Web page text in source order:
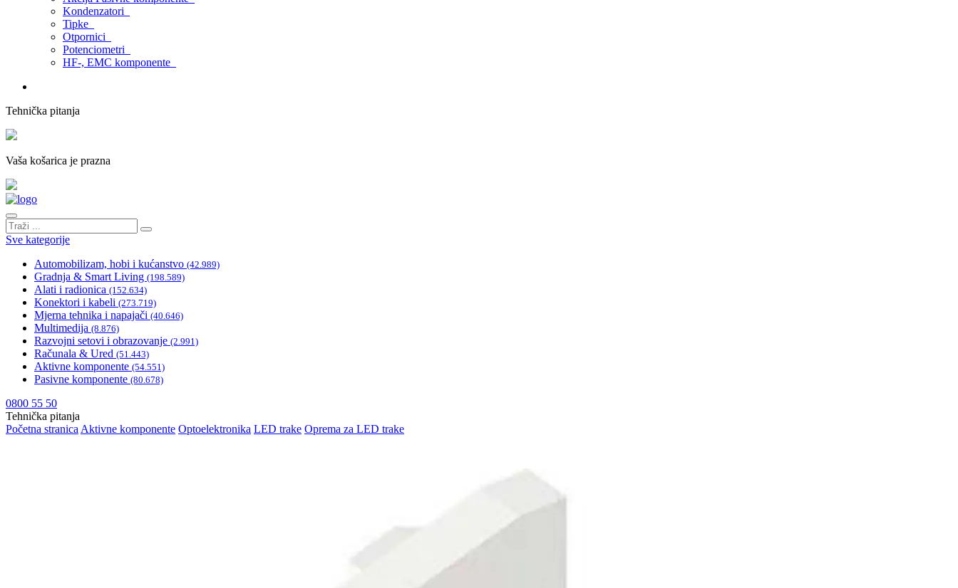
Kondenzatori
Tipke
Otpornici
Potenciometri
HF-, EMC komponente
Tehnička pitanja
Vaša košarica je prazna
Sve kategorije
Automobilizam, hobi i kućanstvo (42.989)
Gradnja & Smart Living (198.589)
Alati i radionica (152.634)
Konektori i kabeli (273.719)
Mjerna tehnika i napajači (40.646)
Multimedija (8.876)
Razvojni setovi i obrazovanje (2.991)
Računala & Ured (51.443)
Aktivne komponente (54.551)
Pasivne komponente (80.678)
0800 55 50
Tehnička pitanja
Početna stranica Aktivne komponente Optoelektronika LED trake Oprema za LED trake